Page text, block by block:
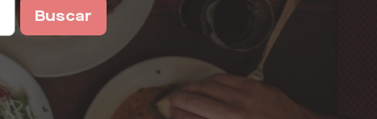
Buscar